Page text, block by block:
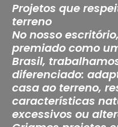
Projetos que
terreno
No nosso
premiado como
Brasil,
diferenciado:
casa ao terreno,
características
excessivos ou